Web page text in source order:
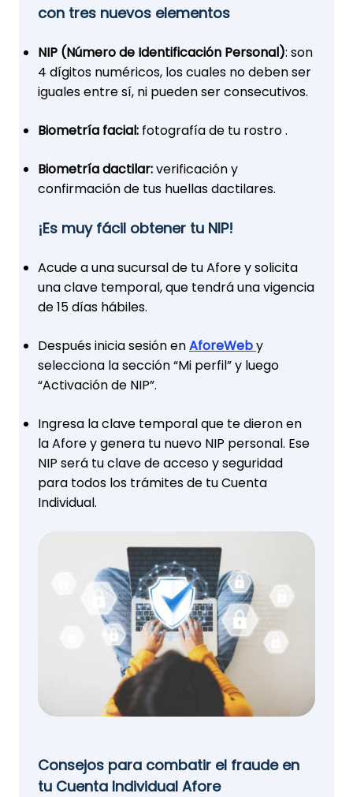
con tres nuevos elementos
NIP (Número de Identificación Personal): son
4 dígitos numéricos, los cuales no deben ser
iguales entre sí, ni pueden ser consecutivos.
Biometría facial: fotografía de tu rostro .
Biometría dactilar:verificación y
confirmación de tus huellas dactilares.
¡Es muy fácil obtener tu NIP!
Acude a una sucursal de tu Afore y solicita
una clave temporal, que tendrá una vigencia
de 15 días hábiles.
Después inicia sesión enAforeWeby
selecciona la sección “Mi perfil” y luego
“Activación de NIP”.
Ingresa la clave temporal que te dieron en
la Afore y genera tu nuevo NIP personal. Ese
NIP será tu clave de acceso y seguridad
para todos los trámites de tu Cuenta
Individual.
Consejos para combatir el fraude en
tu Cuenta Individual Afore